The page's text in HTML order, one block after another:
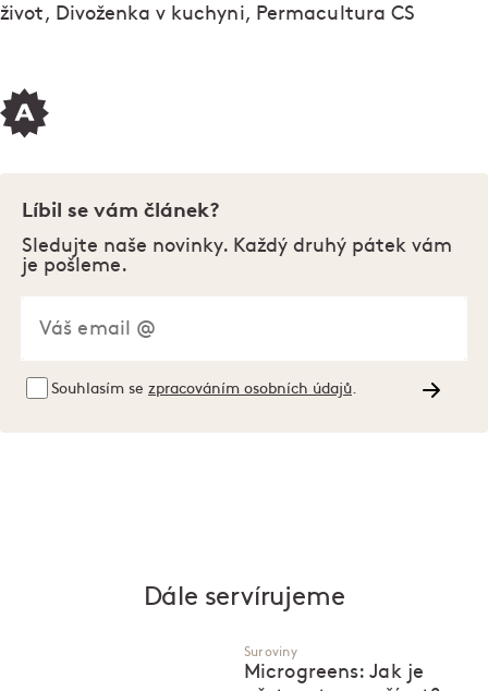
život, Divoženka v kuchyni, Permacultura CS
Líbil se vám článek?
Sledujte naše novinky. Každý druhý pátek vám
je pošleme.
Souhlasím se zpracováním osobních údajů
Dále servírujeme
Suroviny
Microgreens: Jak je